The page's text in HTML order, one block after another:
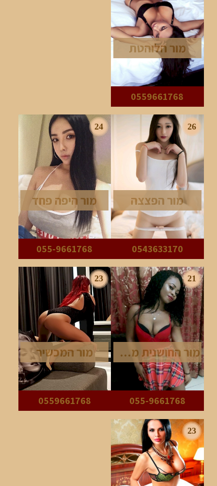
מור הלוהטת
0559661768
26
מור הפצצה
0543633170
24
מור היפה פחד
055-9661768
21
מור החושנית מאוד
055-9661768
23
מור המכשיר
0559661768
23